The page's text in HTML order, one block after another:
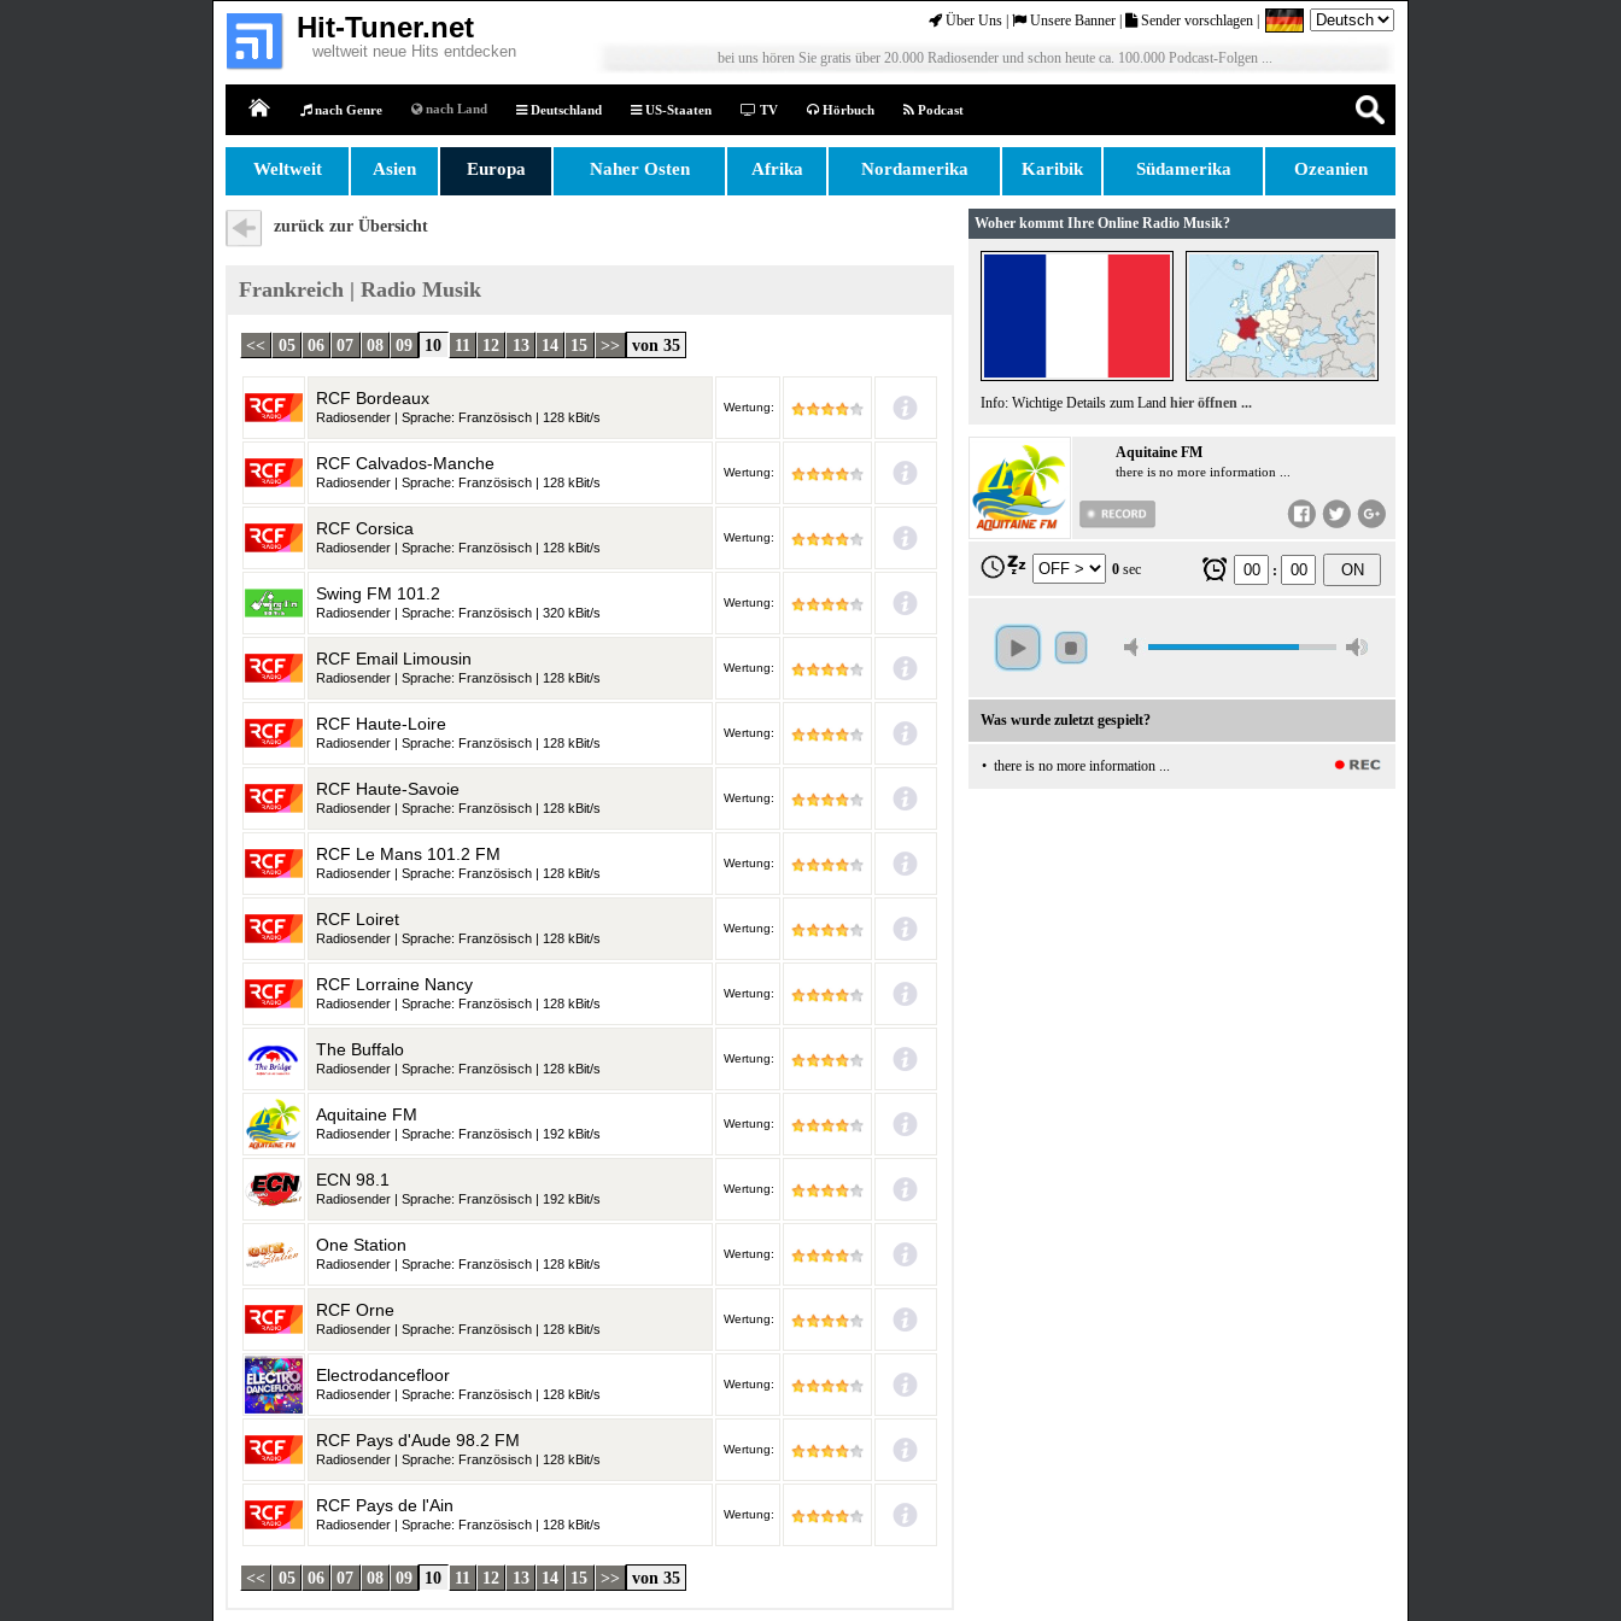
Hit-Tuner.net
weltweit neue Hits entdecken
Über Uns Unsere Banner Sender vorschlagen
bei uns hören Sie gratis über 20.000 Radiosender und schon heute ca. 100.000 Podcast-Folgen ...
nach Genre nach Land Deutschland US-Staaten TV Hörbuch Podcast
Weltweit Asien Europa Naher Osten Afrika Nordamerika Karibik Südamerika Ozeanien
zurück zur Übersicht
Frankreich | Radio Musik
<< 05 06 07 08 09 10 11 12 13 14 15 >> von 35
RCF Bordeaux
Radiosender | Sprache: Französisch | 128 kBit/s
Wertung:
RCF Calvados-Manche
Radiosender | Sprache: Französisch | 128 kBit/s
Wertung:
RCF Corsica
Radiosender | Sprache: Französisch | 128 kBit/s
Wertung:
Swing FM 101.2
Radiosender | Sprache: Französisch | 320 kBit/s
Wertung:
RCF Email Limousin
Radiosender | Sprache: Französisch | 128 kBit/s
Wertung:
RCF Haute-Loire
Radiosender | Sprache: Französisch | 128 kBit/s
Wertung:
RCF Haute-Savoie
Radiosender | Sprache: Französisch | 128 kBit/s
Wertung:
RCF Le Mans 101.2 FM
Radiosender | Sprache: Französisch | 128 kBit/s
Wertung:
RCF Loiret
Radiosender | Sprache: Französisch | 128 kBit/s
Wertung:
RCF Lorraine Nancy
Radiosender | Sprache: Französisch | 128 kBit/s
Wertung:
The Buffalo
Radiosender | Sprache: Französisch | 128 kBit/s
Wertung:
Aquitaine FM
Radiosender | Sprache: Französisch | 192 kBit/s
Wertung:
ECN 98.1
Radiosender | Sprache: Französisch | 192 kBit/s
Wertung:
One Station
Radiosender | Sprache: Französisch | 128 kBit/s
Wertung:
RCF Orne
Radiosender | Sprache: Französisch | 128 kBit/s
Wertung:
Electrodancefloor
Radiosender | Sprache: Französisch | 128 kBit/s
Wertung:
RCF Pays d'Aude 98.2 FM
Radiosender | Sprache: Französisch | 128 kBit/s
Wertung:
RCF Pays de l'Ain
Radiosender | Sprache: Französisch | 128 kBit/s
Wertung:
<< 05 06 07 08 09 10 11 12 13 14 15 >> von 35
Woher kommt Ihre Online Radio Musik?
Info: Wichtige Details zum Land hier öffnen ...
Aquitaine FM
there is no more information ...
0 sec : ON
Was wurde zuletzt gespielt?
• there is no more information ...